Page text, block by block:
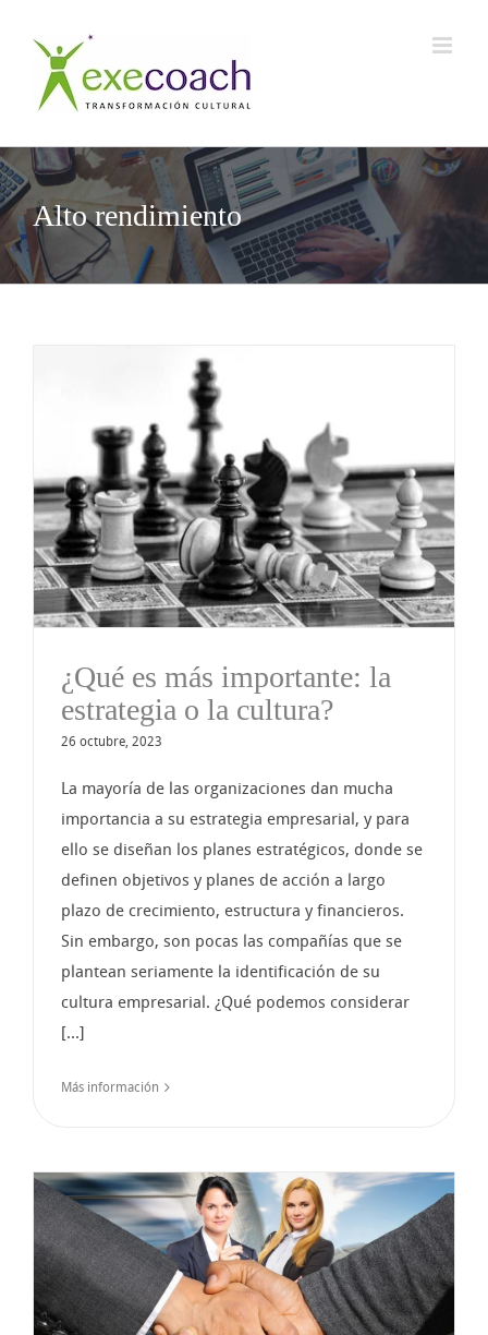
contenido
Alto rendimiento
¿Qué es más importante: la
estrategia o la cultura?
26 octubre, 2023
La mayoría de las organizaciones dan mucha
importancia a su estrategia empresarial, y para
ello se diseñan los planes estratégicos, donde se
definen objetivos y planes de acción a largo
plazo de crecimiento, estructura y financieros.
Sin embargo, son pocas las compañías que se
plantean seriamente la identificación de su
cultura empresarial. ¿Qué podemos considerar
[...]
Más información